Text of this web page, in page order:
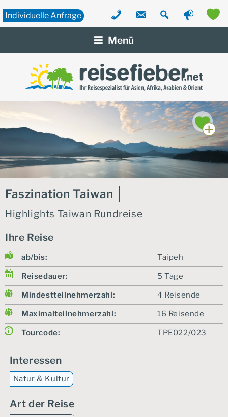
Zum
IndividuelleAnfrage
Menü
Faszination Taiwan
Highlights Taiwan Rundreise
Ihre Reise
ab/bis: Taipeh
Reisedauer: 5 Tage
Mindestteilnehmerzahl: 4 Reisende
Maximalteilnehmerzahl: 16 Reisende
Tourcode: TPE022/023
Interessen
Natur & Kultur
Art der Reise